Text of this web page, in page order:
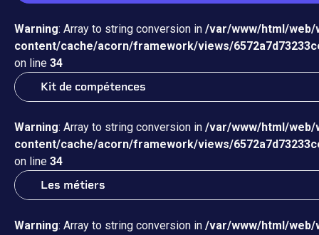
Warning: Array to string conversion in /var/www/html/web/
content/cache/acorn/framework/views/
on line 34
Kit de compétences
Warning: Array to string conversion in /var/www/html/web/
content/cache/acorn/framework/views/
on line 34
Les métiers
Warning: Array to string conversion in /var/www/html/web/